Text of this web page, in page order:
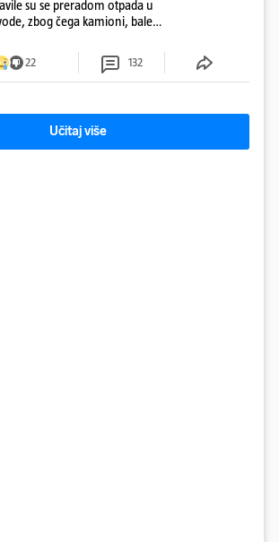
su se preradom otpada u
zbog čega kamioni, bale
22 132
Učitaj više